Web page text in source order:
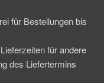
für Bestellungen bis
für andere
des Liefertermins